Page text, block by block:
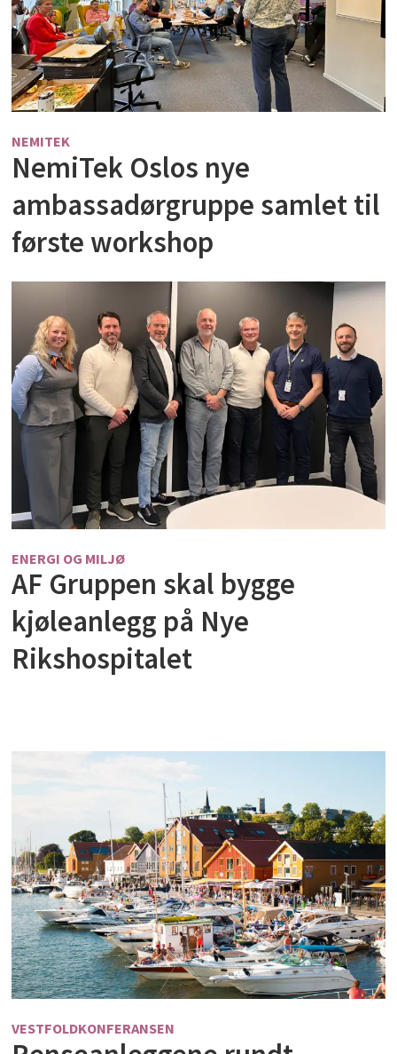
NEMITEK
NemiTek Oslos nye
ambassadørgruppe samlet til
første workshop
ENERGI OG MILJØ
AF Gruppen skal bygge
kjøleanlegg på Nye
Rikshospitalet
VESTFOLDKONFERANSEN